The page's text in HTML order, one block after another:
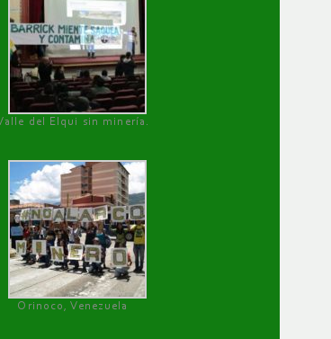
del Elqui sin minería.
Orinoco, Venezuela